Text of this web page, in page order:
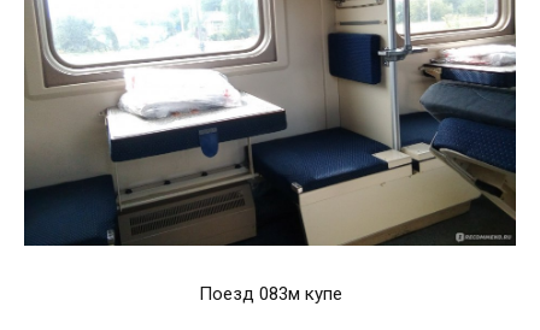
Поезд 083м купе